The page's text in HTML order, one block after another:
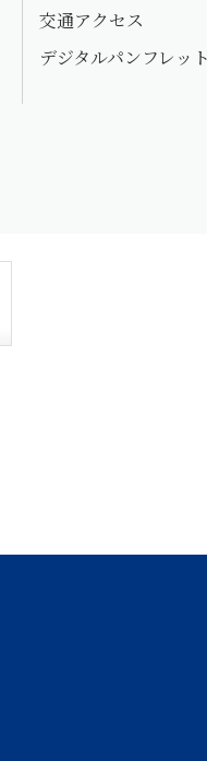
交通アクセス
デジタルパンフレット